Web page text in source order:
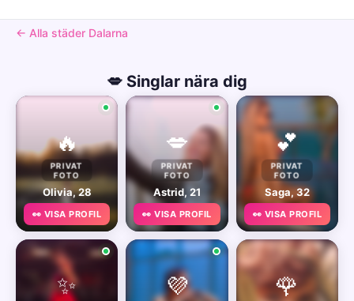
← Alla städer Dalarna
💋 Singlar nära dig
🔥
PRIVAT
FOTO
Olivia, 28
👀 VISA PROFIL
💋
PRIVAT
FOTO
Astrid, 21
👀 VISA PROFIL
💕
PRIVAT
FOTO
Saga, 32
👀 VISA PROFIL
✨ 💜 🌹